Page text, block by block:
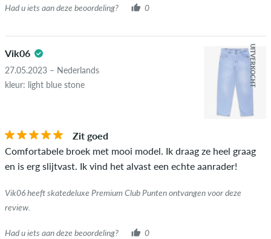
Had u iets aan deze beoordeling? 0
Vik06
27.05.2023 – Nederlands
kleur: light blue stone
UITVERKOCHT
Zit goed
Comfortabele broek met mooi model. Ik draag ze heel graag
en is erg slijtvast. Ik vind het alvast een echte aanrader!
Vik06 heeft skatedeluxe Premium Club Punten ontvangen voor deze
review.
Had u iets aan deze beoordeling? 0